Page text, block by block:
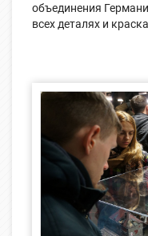
объединения
всех деталях и